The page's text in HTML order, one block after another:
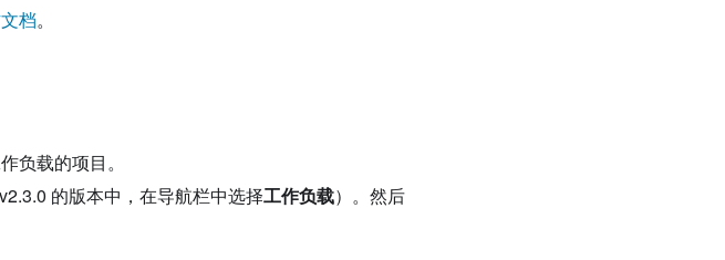
档。
负载的项目。
v2.3.0 的版本中，在导航栏中选择工作负载）。然后